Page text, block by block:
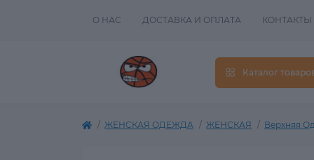
О НАС ДОСТАВКА И ОПЛАТА КОНТАКТЫ
Каталог
ЖЕНСКАЯ ОДЕЖДА ЖЕНСКАЯ Верхняя